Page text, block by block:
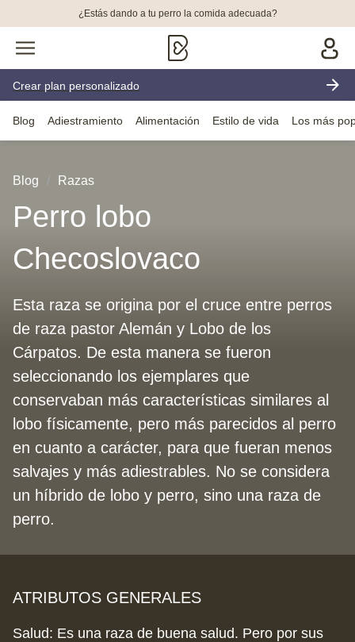
¿Estás dando a tu perro la comida adecuada?
Crear plan personalizado
Blog Adiestramiento Alimentación Estilo de vida Los más
Blog Razas
Perro lobo
Checoslovaco
Esta raza se origina por el cruce entre perros
de raza pastor Alemán y Lobo de los
Cárpatos. De esta manera se fueron
seleccionando los ejemplares que
conservaban más características similares al
lobo físicamente, pero más parecidos al perro
en cuanto a carácter, para que fueran menos
salvajes y más adiestrables. No se considera
un híbrido de lobo y perro, sino una raza de
perro.
ATRIBUTOS GENERALES
Salud: Es una raza de buena salud. Pero por sus